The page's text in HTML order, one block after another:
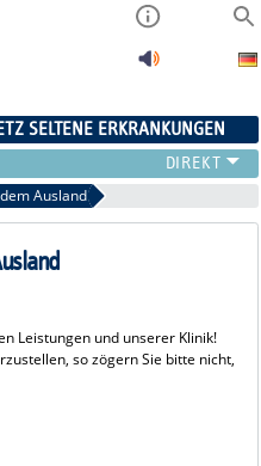
SELTENE ERKRANKUNGEN
Ausland
Leistungen und unserer Klinik!
so zögern Sie bitte nicht,